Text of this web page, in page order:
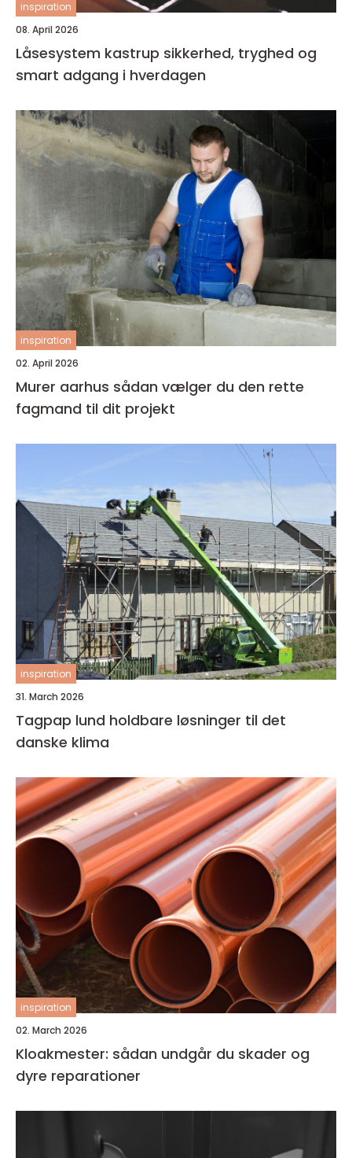
inspiration
08. April 2026
Låsesystem kastrup sikkerhed, tryghed og
smart adgang i hverdagen
inspiration
02. April 2026
Murer aarhus sådan vælger du den rette
fagmand til dit projekt
inspiration
31. March 2026
Tagpap lund holdbare løsninger til det
danske klima
inspiration
02. March 2026
Kloakmester: sådan undgår du skader og
dyre reparationer